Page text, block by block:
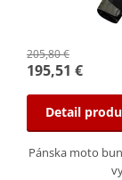
205,80 €
195,51 €
Detail
Pánska moto